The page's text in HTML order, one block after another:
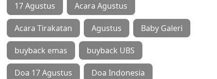
17 Agustus Acara Agustus
Acara Tirakatan Agustus Baby Galeri
buyback emas buyback UBS
Doa 17 Agustus Doa Indonesia